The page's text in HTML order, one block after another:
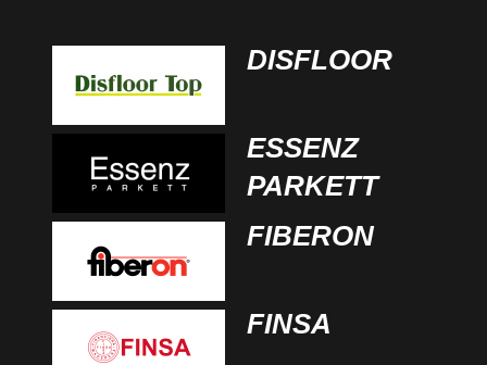
DISFLOOR
ESSENZ
PARKETT
FIBERON
FINSA